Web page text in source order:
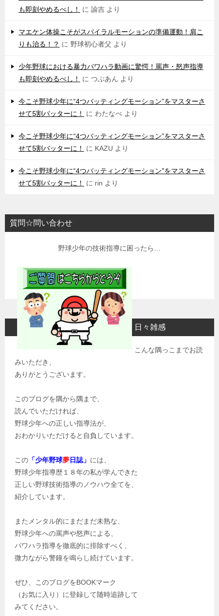
も即刻やめるべし！
に 諭吉 より
マエケン体操こそがスパイラルモーションの準備運動！肩こ
りも治る！？ に 野球初心者父 より
少年野球における暴力パワハラ動画に驚愕！罵声・怒声指導
も即刻やめるべし！
に つぶあん より
今こそ野球少年に“4つバッティングモーション”をマスターさ
せて5割バッターに！
に わたなべ より
今こそ野球少年に“4つバッティングモーション”をマスターさ
せて5割バッターに！
に KAZU より
今こそ野球少年に“4つバッティングモーション”をマスターさ
せて5割バッターに！
に rin より
質問☆問い合わせ
野球少年の技術指導に困ったら…
日々雑感
こんな隅っこまでお読
みいただき、
ありがとうございます。
このブログを隅から隅まで、
読んでいただければ、
野球少年への正しい指導法が、
おわかりいただけると自負しています。
この 「少年野球夢日誌」 には、
野球少年指導歴１８年の私が学んできた
正しい野球技術指導のノウハウ全てを、
紹介しています。
またメンタル的にまだまだ未熟な、
野球少年への罵声や怒声による、
パワハラ指導を徹底的に排除すべく、
微力ながら警鐘を鳴らし続けています。
ぜひ、このブログをBOOKマーク
（お気に入り）に登録して随時追跡して
みてください。